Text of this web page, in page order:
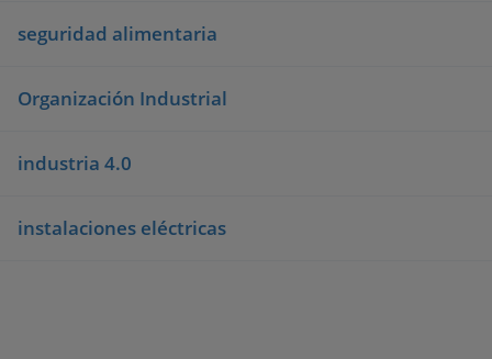
seguridad alimentaria
Organización Industrial
industria 4.0
instalaciones eléctricas